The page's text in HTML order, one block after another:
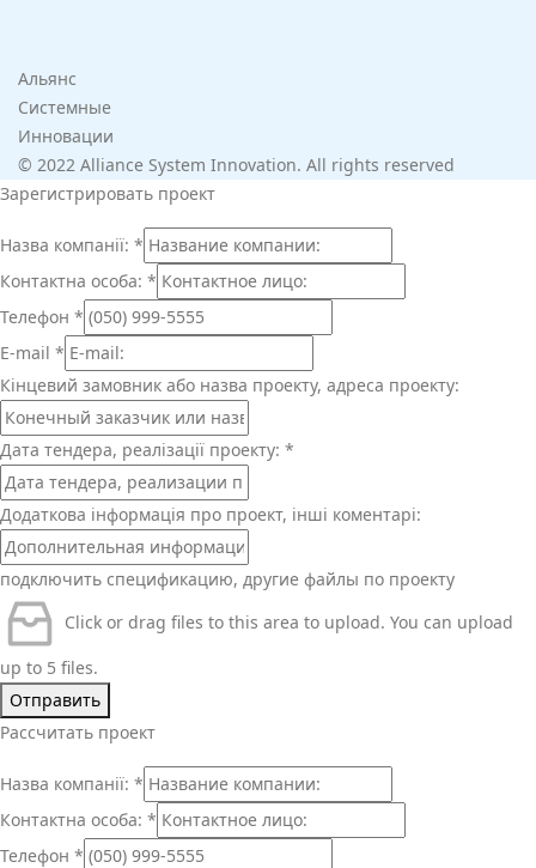
Альянс
Системные
Инновации
© 2022 Alliance System Innovation. All rights reserved
Зарегистрировать проект
Назва компанії: *
Контактна особа: *
Телефон *
E-mail *
Кінцевий замовник або назва проекту, адреса проекту:
Дата тендера, реалізації проекту: *
Додаткова інформація про проект, інші коментарі:
подключить спецификацию, другие файлы по проекту
Click or drag files to this area to upload. You can upload
up to 5 files.
Отправить
Рассчитать проект
Назва компанії: *
Контактна особа: *
Телефон *